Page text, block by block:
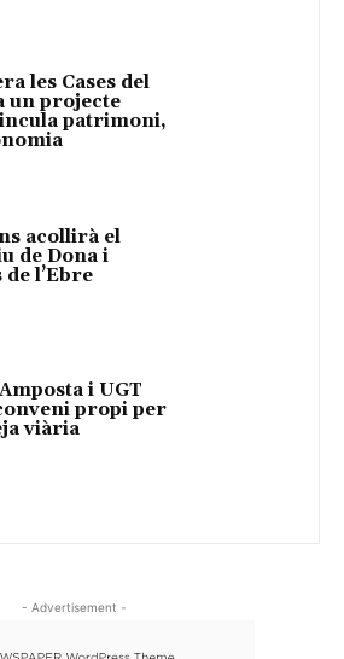
les Cases del
un projecte
patrimoni,
acollirà el
de Dona i
l’Ebre
i UGT
propi per
viària
- Advertisement -